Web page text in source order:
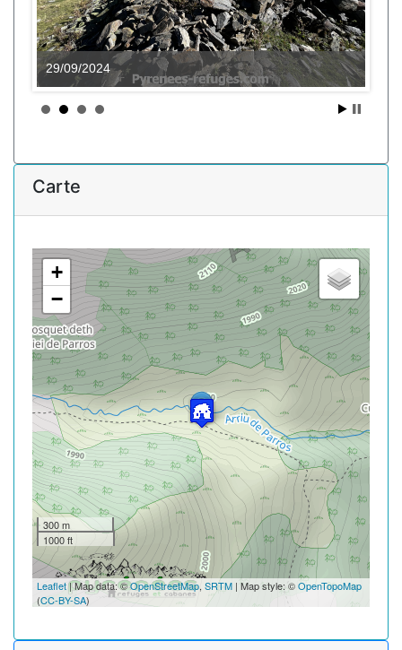
29/09/2024
Carte
+
−
300 m
1000 ft
Leaflet| Map data: ©OpenStreetMap, SRTM | Map style: ©OpenTopoMap
(CC-BY-SA)